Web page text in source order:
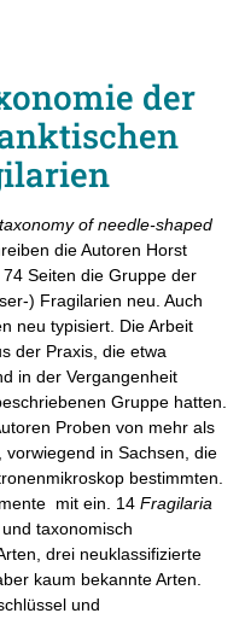
der
of needle-shaped
die Autoren Horst
Seiten die Gruppe der
) Fragilarien neu. Auch
neu typisiert. Die Arbeit
der Praxis, die etwa
in der Vergangenheit
Gruppe hatten.
Proben von mehr als
in Sachsen, die
bestimmten.
mit ein. 14 Fragilaria
taxonomisch
drei neuklassifizierte
kaum bekannte Arten.
und